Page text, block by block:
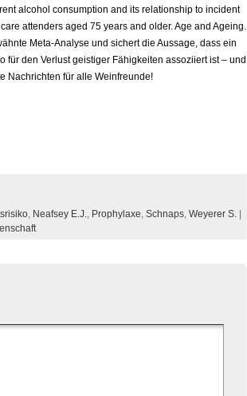
alcohol consumption and its relationship to incident
attenders aged 75 years and older. Age and Ageing.
Meta-Analyse und sichert die Aussage, dass ein
den Verlust geistiger Fähigkeiten assoziiert ist – und
Nachrichten für alle Weinfreunde!
, Neafsey E.J., Prophylaxe, Schnaps, Weyerer S.